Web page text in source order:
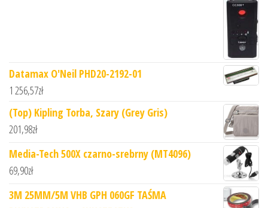
Datamax O'Neil PHD20-2192-01
1 256,57zł
(Top) Kipling Torba, Szary (Grey Gris)
201,98zł
Media-Tech 500X czarno-srebrny (MT4096)
69,90zł
3M 25MM/5M VHB GPH 060GF TAŚMA